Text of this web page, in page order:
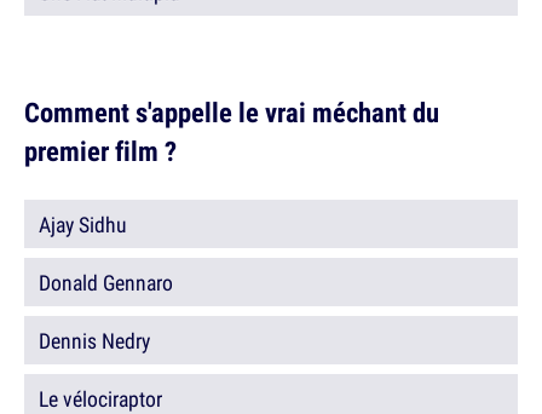
Comment s'appelle le vrai méchant du
premier film ?
Ajay Sidhu
Donald Gennaro
Dennis Nedry
Le vélociraptor